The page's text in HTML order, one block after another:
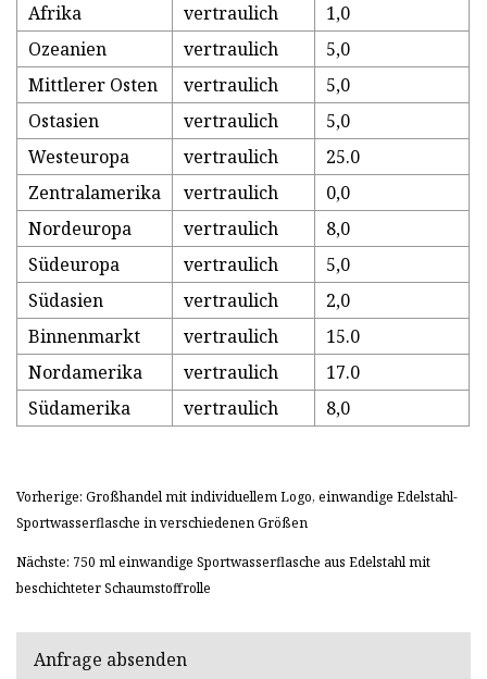
Afrika
vertraulich
1,0
Ozeanien
vertraulich
5,0
Mittlerer Osten
vertraulich
5,0
Ostasien
vertraulich
5,0
Westeuropa
vertraulich
25.0
Zentralamerika
vertraulich
0,0
Nordeuropa
vertraulich
8,0
Südeuropa
vertraulich
5,0
Südasien
vertraulich
2,0
Binnenmarkt
vertraulich
15.0
Nordamerika
vertraulich
17.0
Südamerika
vertraulich 8,0
Vorherige: Großhandel mit individuellem Logo, einwandige Edelstahl-
Sportwasserflasche in verschiedenen Größen
Nächste: 750 ml einwandige Sportwasserflasche aus Edelstahl mit
beschichteter Schaumstoffrolle
Anfrage absenden